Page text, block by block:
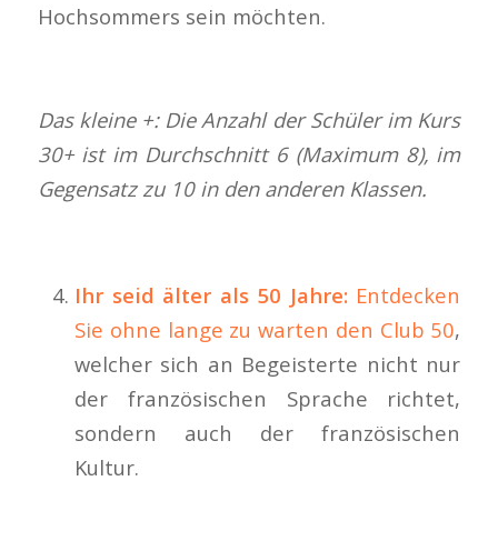
Hochsommers sein möchten.
Das kleine +: Die Anzahl der Schüler im Kurs
30+ ist im Durchschnitt 6 (Maximum 8), im
Gegensatz zu 10 in den anderen Klassen.
Ihr seid älter als 50 Jahre: Entdecken
Sie ohne lange zu warten den Club 50,
welcher sich an Begeisterte nicht nur
der französischen Sprache richtet,
sondern auch der französischen
Kultur.